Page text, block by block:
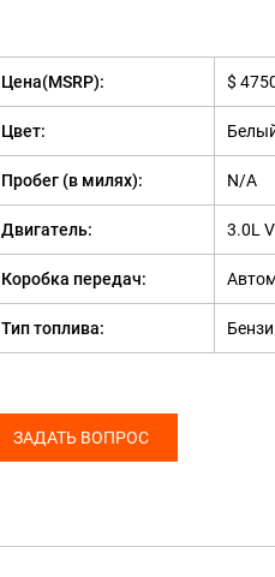
Цена(MSRP): $
Цвет:
Пробег (в милях): N/A
Двигатель: 3.0L
Коробка передач:
Тип топлива:
ЗАДАТЬ ВОПРОС